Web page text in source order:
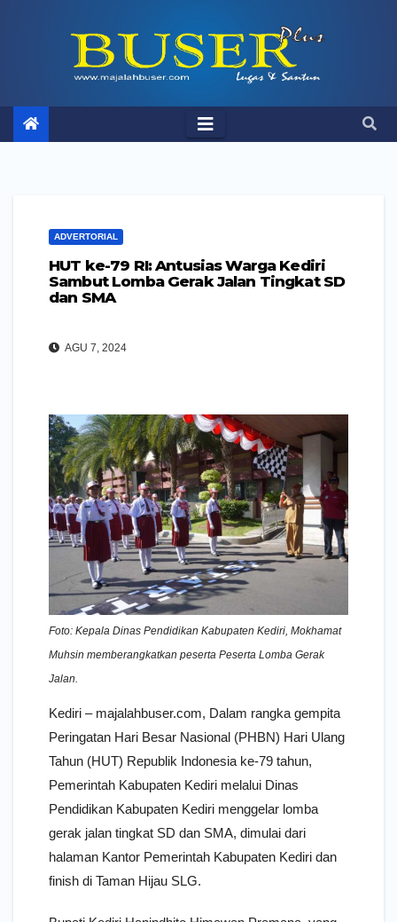
ADVERTORIAL
HUT ke-79 RI: Antusias Warga Kediri
Sambut Lomba Gerak Jalan Tingkat SD
dan SMA
AGU 7, 2024
Foto: Kepala Dinas Pendidikan Kabupaten Kediri, Mokhamat
Muhsin memberangkatkan peserta Peserta Lomba Gerak
Jalan.
Kediri – majalahbuser.com, Dalam rangka gempita
Peringatan Hari Besar Nasional (PHBN) Hari Ulang
Tahun (HUT) Republik Indonesia ke-79 tahun,
Pemerintah Kabupaten Kediri melalui Dinas
Pendidikan Kabupaten Kediri menggelar lomba
gerak jalan tingkat SD dan SMA, dimulai dari
halaman Kantor Pemerintah Kabupaten Kediri dan
finish di Taman Hijau SLG.